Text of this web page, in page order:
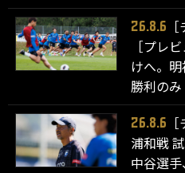
26.8.6
［プレ
けへ。
勝利のみ
26.8.6
浦和戦
中谷選手